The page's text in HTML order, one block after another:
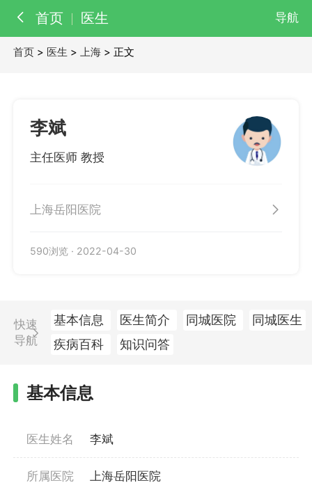
首页 医生 导航
医生
首页 > 医生 >上海 > 正文
李斌
主任医师 教授
上海岳阳医院
590浏览 · 2022-04-30
快速
导航
基本信息 医生简介 同城医院
同城医生
疾病百科
知识问答
基本信息
医生姓名 李斌
所属医院 上海岳阳医院